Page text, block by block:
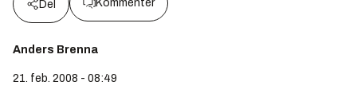
Del Kommenter
Anders Brenna
21. feb. 2008 - 08:49